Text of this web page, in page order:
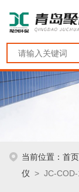
当前位置：首页
仪 > JC-COD-